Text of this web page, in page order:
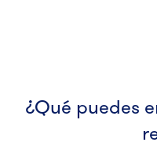
¿Qué puedes